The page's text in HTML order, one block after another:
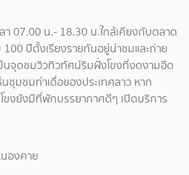
า 07.00 น.- 18.30 น.ใกล้เคียงกับตลาด
ปีตั้งเรียงรายกันอยู่น่าชมและถ่าย
นจุดชมวิวทิวทัศน์ริมฝั่งโขงที่งดงามอีด
ชุมชมท่าเดื่อของประเทศลาว หาก
งยังมีที่พักบรรยากาศดีๆ เปิดบริการ
องคาย